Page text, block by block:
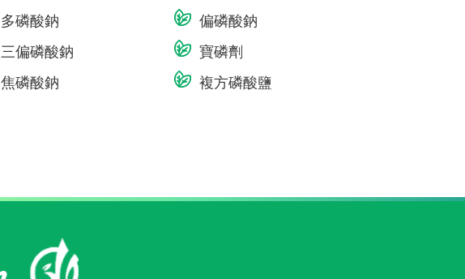
多磷酸鈉
三偏磷酸鈉
焦磷酸鈉
偏磷酸鈉
寶磷劑
複方磷酸鹽